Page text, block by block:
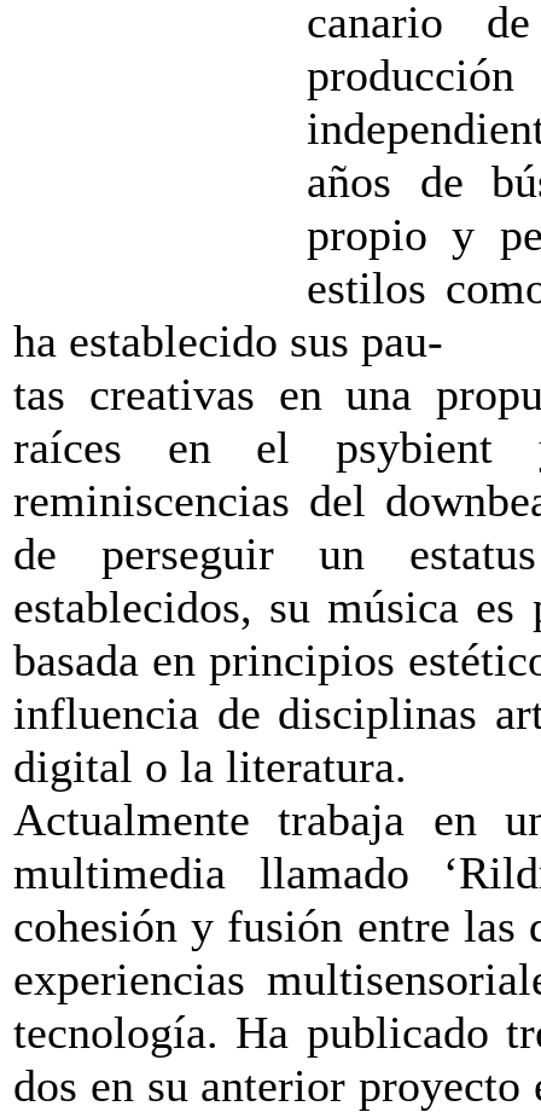
canario
años de
propio y
estilos
ha establecido sus pau-
tas creativas en una
raíces en el psybient
reminiscencias del
de perseguir un
establecidos, su música
basada en principios
influencia de disciplinas
digital o la literatura.
Actualmente trabaja en
multimedia llamado
cohesión y fusión entre las
experiencias
tecnología. Ha publicado
dos en su anterior proyecto